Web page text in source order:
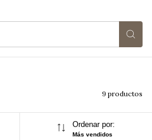
9 productos
Ordenar por:
Más vendidos